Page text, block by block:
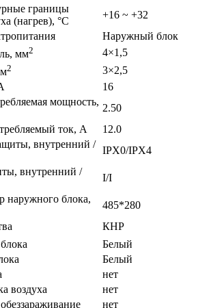
границы
(нагрев), °C
+16 ~ +32
Наружный блок
мм2
4×1,5
2
3×2,5
16
мощность,
2.50
ток, А
12.0
внутренний /
IPX0/IPX4
внутренний /
I/I
наружного блока,
485*280
КНР
Белый
Белый
нет
воздуха
нет
нет